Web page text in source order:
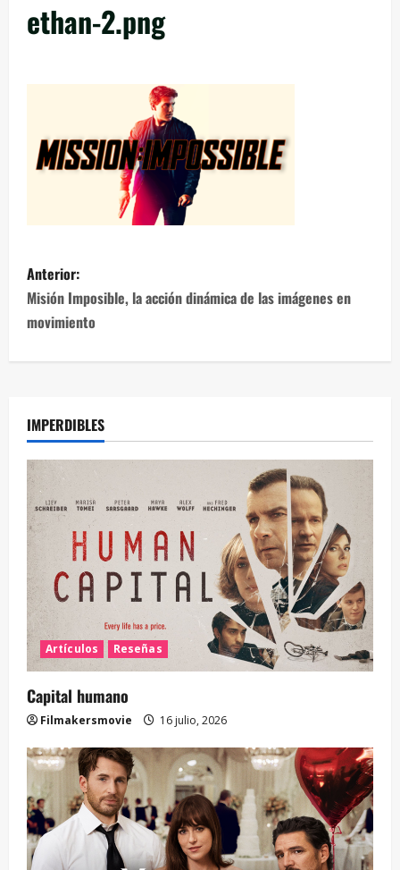
ethan-2.png
Anterior:
Misión Imposible, la acción dinámica de las imágenes en
movimiento
IMPERDIBLES
Artículos Reseñas
Capital humano
Filmakersmovie 16 julio, 2026